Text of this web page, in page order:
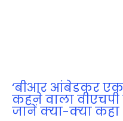
‘बीआर आंबेडकर एक
कहने वाला वीएचपी
जानें क्‍या-क्‍या